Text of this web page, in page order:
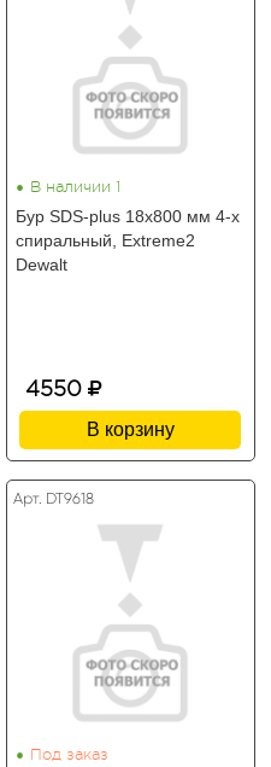
• В наличии 1
Бур SDS-plus 18х800 мм 4-х
спиральный, Extreme2
Dewalt
4550
В корзину
Арт. DT9618
• Под заказ